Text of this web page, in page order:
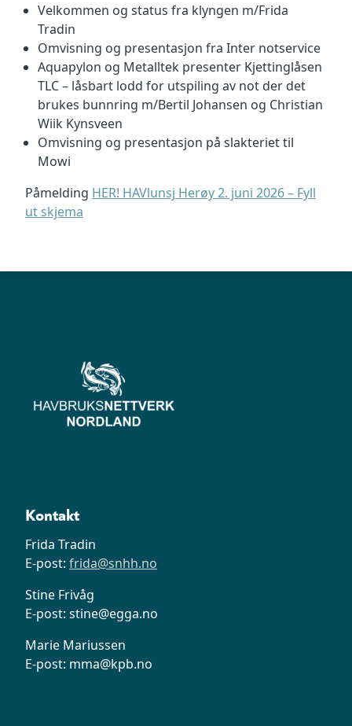
Velkommen og status fra klyngen m/Frida
Tradin
Omvisning og presentasjon fra Inter notservice
Aquapylon og Metalltek presenter Kjettinglåsen
TLC – låsbart lodd for utspiling av not der det
brukes bunnring m/Bertil Johansen og Christian
Wiik Kynsveen
Omvisning og presentasjon på slakteriet til
Mowi
Påmelding HER! HAVlunsj Herøy 2. juni 2026 – Fyll
ut skjema
Kontakt
Frida Tradin
E-post: frida@snhh.no
Stine Frivåg
E-post: stine@egga.no
Marie Mariussen
E-post: mma@kpb.no